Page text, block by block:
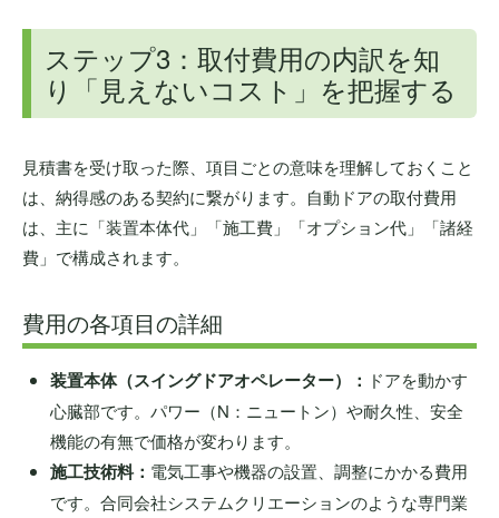
ステップ3：取付費用の内訳を知
り「見えないコスト」を把握する
見積書を受け取った際、項目ごとの意味を理解しておくこと
は、納得感のある契約に繋がります。自動ドアの取付費用
は、主に「装置本体代」「施工費」「オプション代」「諸経
費」で構成されます。
費用の各項目の詳細
装置本体（スイングドアオペレーター）： ドアを動かす
心臓部です。パワー（N：ニュートン）や耐久性、安全
機能の有無で価格が変わります。
施工技術料： 電気工事や機器の設置、調整にかかる費用
です。合同会社システムクリエーションのような専門業